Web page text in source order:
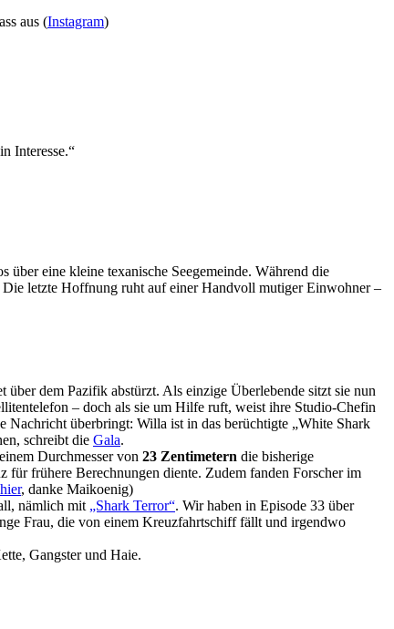
aus (Instagram)
Interesse.“
eine kleine texanische Seegemeinde. Während die
letzte Hoffnung ruht auf einer Handvoll mutiger Einwohner –
dem Pazifik abstürzt. Als einzige Überlebende sitzt sie nun
– doch als sie um Hilfe ruft, weist ihre Studio-Chefin
Nachricht überbringt: Willa ist in das berüchtigte „White Shark
schreibt die Gala.
Durchmesser von 23 Zentimetern die bisherige
für frühere Berechnungen diente. Zudem fanden Forscher im
hier, danke Maikoenig)
nämlich mit „Shark Terror“. Wir haben in Episode 33 über
Frau, die von einem Kreuzfahrtschiff fällt und irgendwo
Gangster und Haie.